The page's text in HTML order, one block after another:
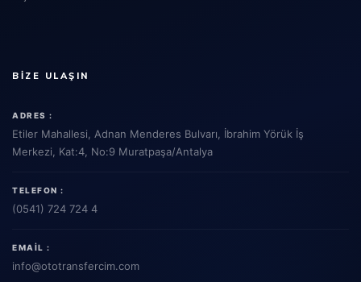
BIZE ULAŞIN
ADRES :
Etiler Mahallesi, Adnan Menderes Bulvarı, İbrahim Yörük İş
Merkezi, Kat:4, No:9 Muratpaşa/Antalya
TELEFON :
(0541) 724 724 4
EMAIL :
info@ototransfercim.com